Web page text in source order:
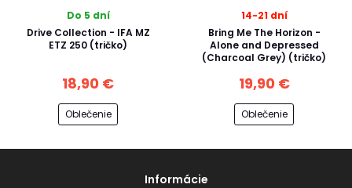
Do 5 dní
Drive Collection - IFA MZ
ETZ 250 (tričko)
18,90 €
Oblečenie
14-21 dní
Bring Me The Horizon -
Alone and Depressed
(Charcoal Grey) (tričko)
19,90 €
Oblečenie
Informácie